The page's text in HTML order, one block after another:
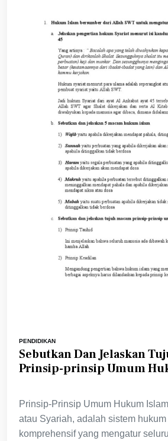
PENDIDIKAN
Sebutkan Dan Jelaskan
Prinsip-prinsip Umum
Prinsip-Prinsip Umum Hukum
atau Syariah, adalah sistem hukum
komprehensif yang mengatur